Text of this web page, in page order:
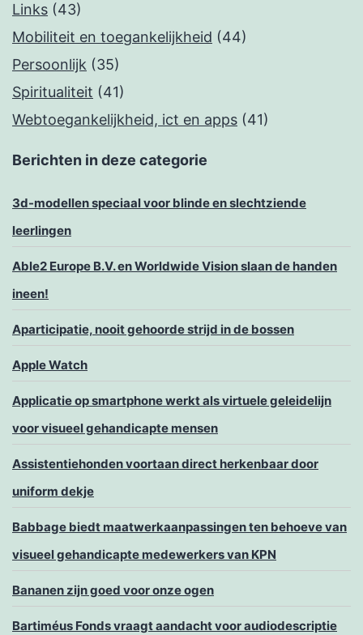
Links (43)
Mobiliteit en toegankelijkheid (44)
Persoonlijk (35)
Spiritualiteit (41)
Webtoegankelijkheid, ict en apps (41)
Berichten in deze categorie
3d-modellen speciaal voor blinde en slechtziende
leerlingen
Able2 Europe B.V. en Worldwide Vision slaan de handen
ineen!
Aparticipatie, nooit gehoorde strijd in de bossen
Apple Watch
Applicatie op smartphone werkt als virtuele geleidelijn
voor visueel gehandicapte mensen
Assistentiehonden voortaan direct herkenbaar door
uniform dekje
Babbage biedt maatwerkaanpassingen ten behoeve van
visueel gehandicapte medewerkers van KPN
Bananen zijn goed voor onze ogen
Bartiméus Fonds vraagt aandacht voor audiodescriptie